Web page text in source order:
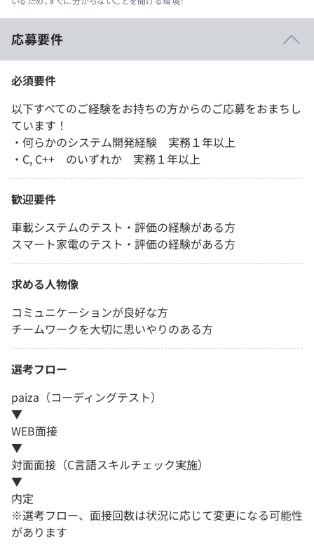
応募要件
必須要件
以下すべてのご経験をお持ちの方からのご応募をおまちし
ています！
・何らかのシステム開発経験 実務１年以上
・C, C++ のいずれか 実務１年以上
歓迎要件
車載システムのテスト・評価の経験がある方
スマート家電のテスト・評価の経験がある方
求める人物像
コミュニケーションが良好な方
チームワークを大切に思いやりのある方
選考フロー
paiza（コーディングテスト）
▼
WEB面接
▼
対面面接（C言語スキルチェック実施）
▼
内定
※選考フロー、面接回数は状況に応じて変更になる可能性
があります